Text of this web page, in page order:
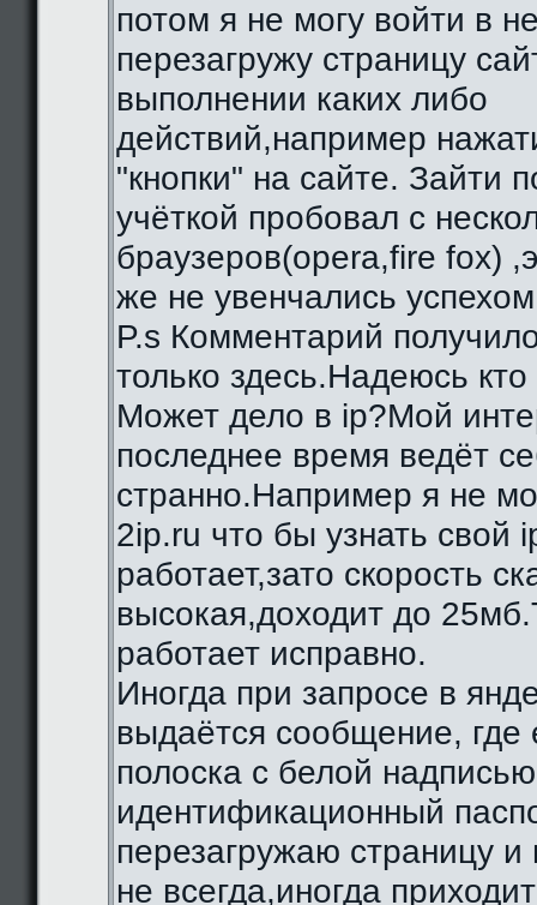
потом я не могу войти в
перезагружу страницу
выполнении каких либо
действий,например
"кнопки" на сайте. Зайти
учёткой пробовал с
браузеров(opera,fire fox)
же не увенчались
P.s Комментарий
только здесь.Надеюсь
Может дело в ip?Мой
последнее время ведёт
странно.Например я не
2ip.ru что бы узнать свой
работает,зато скорость
высокая,доходит до
работает исправно.
Иногда при запросе в
выдаётся сообщение, где
полоска с белой
идентификационный
перезагружаю страницу и
не всегда,иногда